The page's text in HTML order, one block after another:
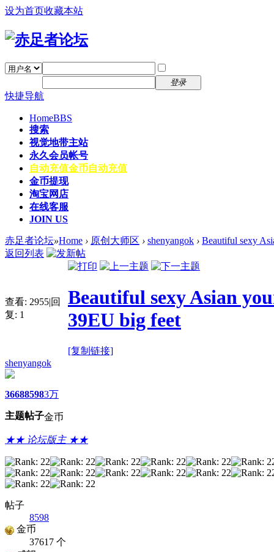
设为首页收藏本站
登录
快捷导航
HomeBBS
搜索
视觉地带主站
永久会员帐号
自动充值金币自动充值
金币提现
淘宝网店
在线客服
JOIN US
赤足者论坛»Home › 原创大师区 › shenyangok › Beautiful sexy
返回列表
查看: 2955|回
复: 1
Beautiful sexy Asian
39EU big feet
[复制链接]
shenyangok
3668
主题
8598
帖子
3万
金币
★★ 论坛版主 ★★
帖子
8598
金币
37617 个